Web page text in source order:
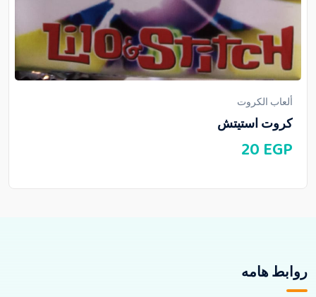
ألعاب الكروت
كروت استيتش
20 EGP
روابط هامه